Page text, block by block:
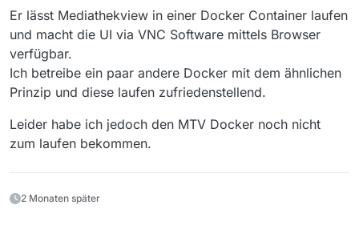
Er lässt Mediathekview in einer Docker Container laufen
und macht die UI via VNC Software mittels Browser
verfügbar.
Ich betreibe ein paar andere Docker mit dem ähnlichen
Prinzip und diese laufen zufriedenstellend.
Leider habe ich jedoch den MTV Docker noch nicht
zum laufen bekommen.
2 Monaten später